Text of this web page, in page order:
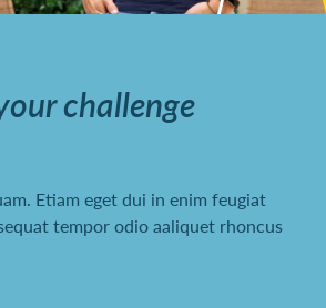
challenge
Etiam eget dui in enim feugiat
tempor odio aaliquet rhoncus